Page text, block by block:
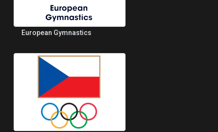
European Gymnastics